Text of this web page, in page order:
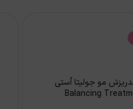
مو جولیتا اُستی